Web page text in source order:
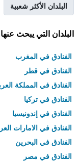
البلدان الأكثر شعبية
البلدان التي يبحث
الفنادق في المغرب
الفنادق في قطر
الفنادق في المملكة
الفنادق في تركيا
الفنادق في إندونيسيا
الفنادق في الامارات
الفنادق في البحرين
الفنادق في مصر